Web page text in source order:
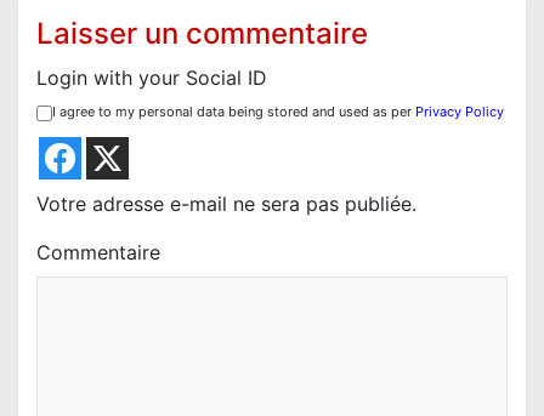
d
Laisser un commentaire
Login with your Social ID
I agree to my personal data being stored and used as per Privacy Policy
Votre adresse e-mail ne sera pas publiée.
Commentaire